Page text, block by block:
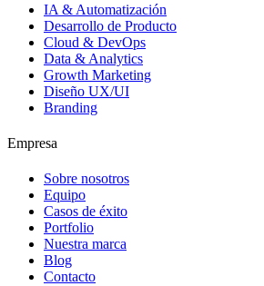
IA & Automatización
Desarrollo de Producto
Cloud & DevOps
Data & Analytics
Growth Marketing
Diseño UX/UI
Branding
Empresa
Sobre nosotros
Equipo
Casos de éxito
Portfolio
Nuestra marca
Blog
Contacto